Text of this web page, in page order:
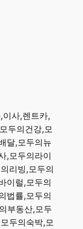
이사,렌트카,
두의건강,모
달,모두의뉴
,모두의라이
리빙,모두의
이럴,모두의
법률,모두의
부동산,모두
두의숙박,모